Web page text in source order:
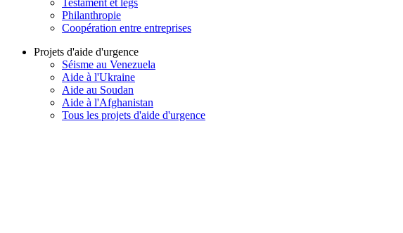
Testament et legs
Philanthropie
Coopération entre entreprises
Projets d'aide d'urgence
Séisme au Venezuela
Aide à l'Ukraine
Aide au Soudan
Aide à l'Afghanistan
Tous les projets d'aide d'urgence